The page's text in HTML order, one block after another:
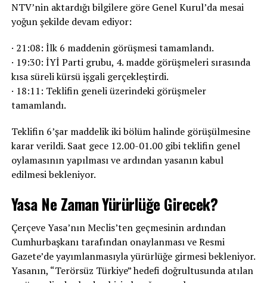
NTV’nin aktardığı bilgilere göre Genel Kurul’da mesai
yoğun şekilde devam ediyor:
· 21:08: İlk 6 maddenin görüşmesi tamamlandı.
· 19:30: İYİ Parti grubu, 4. madde görüşmeleri sırasında
kısa süreli kürsü işgali gerçekleştirdi.
· 18:11: Teklifin geneli üzerindeki görüşmeler
tamamlandı.
Teklifin 6’şar maddelik iki bölüm halinde görüşülmesine
karar verildi. Saat gece 12.00-01.00 gibi teklifin genel
oylamasının yapılması ve ardından yasanın kabul
edilmesi bekleniyor.
Yasa Ne Zaman Yürürlüğe Girecek?
Çerçeve Yasa’nın Meclis’ten geçmesinin ardından
Cumhurbaşkanı tarafından onaylanması ve Resmi
Gazete’de yayımlanmasıyla yürürlüğe girmesi bekleniyor.
Yasanın, “Terörsüz Türkiye” hedefi doğrultusunda atılan